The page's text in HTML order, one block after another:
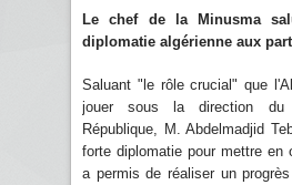
Le chef de la Minusma
diplomatie algérienne aux
Saluant "le rôle crucial" que
jouer sous la direction
République, M. Abdelmadjid
forte diplomatie pour mettre
a permis de réaliser un